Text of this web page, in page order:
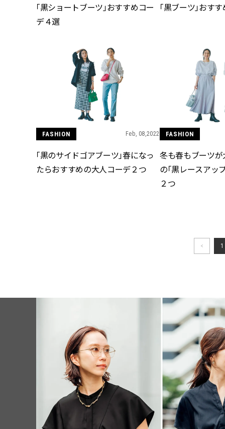
「黒ショートブーツ」おすすめコー
デ４選
「黒ブーツ」おす
FASHION Feb, 08,2022
「黒のサイドゴアブーツ」春になっ
たらおすすめの大人コーデ２つ
FASHION
冬も春もブーツが
の「黒レースアッ
２つ
< 1